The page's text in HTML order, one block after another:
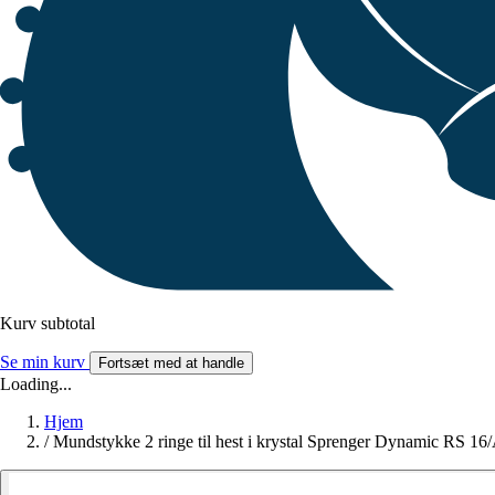
Kurv subtotal
Se min kurv Fortsæt med at handle
Loading...
Hjem
/ Mundstykke 2 ringe til hest i krystal Sprenger Dynamic RS